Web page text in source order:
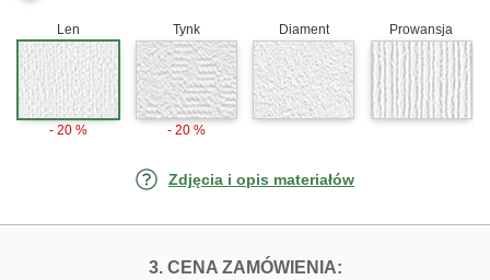
Len
- 20 %
Tynk
- 20 %
Diament Prowansja
Zdjęcia i opis materiałów
3. CENA ZAMÓWIENIA:FOTOTAPETY